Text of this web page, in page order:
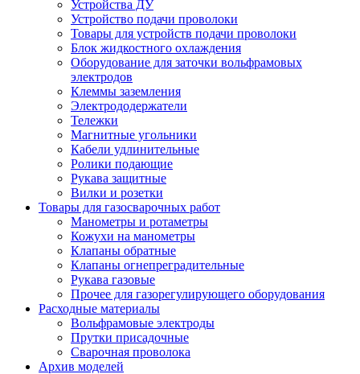
Устройства ДУ
Устройство подачи проволоки
Товары для устройств подачи проволоки
Блок жидкостного охлаждения
Оборудование для заточки вольфрамовых
электродов
Клеммы заземления
Электрододержатели
Тележки
Магнитные угольники
Кабели удлинительные
Ролики подающие
Рукава защитные
Вилки и розетки
Товары для газосварочных работ
Манометры и ротаметры
Кожухи на манометры
Клапаны обратные
Клапаны огнепреградительные
Рукава газовые
Прочее для газорегулирующего оборудования
Расходные материалы
Вольфрамовые электроды
Прутки присадочные
Сварочная проволока
Архив моделей